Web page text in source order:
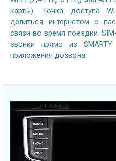
карты). Точка доступа
делиться интернетом с
связи во время поездки.
звонки прямо из
приложения дозвона.